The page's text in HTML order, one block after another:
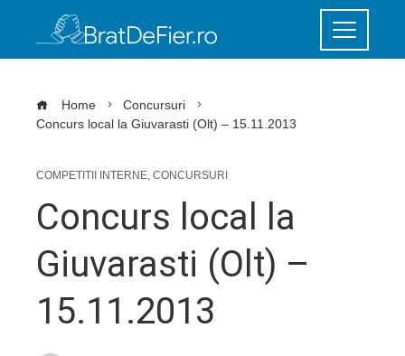
Home
Concursuri
Concurs local la Giuvarasti (Olt) – 15.11.2013
COMPETITII INTERNE, CONCURSURI
Concurs local la
Giuvarasti (Olt) –
15.11.2013